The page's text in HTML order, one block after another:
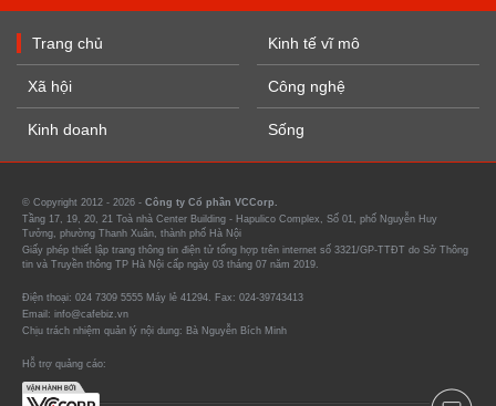
Trang chủ
Xã hội
Kinh doanh
Kinh tế vĩ mô
Công nghệ
Sống
© Copyright 2012 - 2026 - Công ty Cổ phần VCCorp.
Tầng 17, 19, 20, 21 Toà nhà Center Building - Hapulico Complex, Số 01, phố Nguyễn Huy
Tưởng, phường Thanh Xuân, thành phố Hà Nội
Giấy phép thiết lập trang thông tin điện tử tổng hợp trên internet số 3321/GP-TTĐT do Sở Thông
tin và Truyền thông TP Hà Nội cấp ngày 03 tháng 07 năm 2019.
Điện thoại: 024 7309 5555 Máy lẻ 41294. Fax: 024-39743413
Email: info@cafebiz.vn
Chịu trách nhiệm quản lý nội dung: Bà Nguyễn Bích Minh
Hỗ trợ quảng cáo: